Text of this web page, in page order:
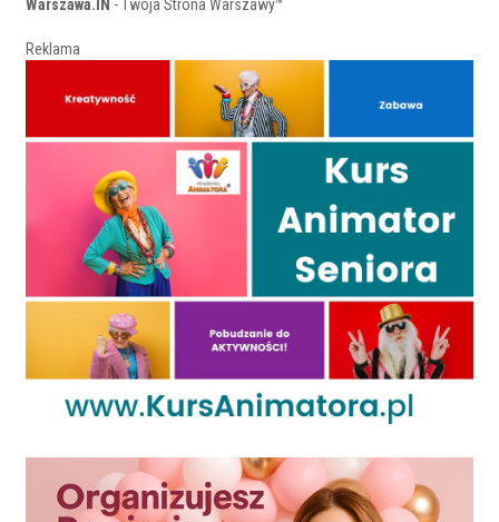
Warszawa.IN - Twoja Strona Warszawy™
Reklama